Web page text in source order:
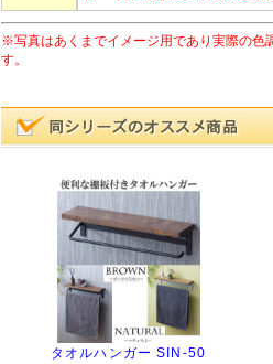
※写真はあくまでイメージ用であり実際の色
す。
タオルハンガー SIN-50